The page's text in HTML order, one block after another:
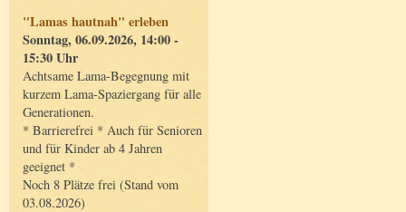
"Lamas hautnah" erleben
Sonntag, 06.09.2026, 14:00 -
15:30 Uhr
Achtsame Lama-Begegnung mit
kurzem Lama-Spaziergang für alle
Generationen.
* Barrierefrei * Auch für Senioren
und für Kinder ab 4 Jahren
geeignet *
Noch 8 Plätze frei (Stand vom
03.08.2026)